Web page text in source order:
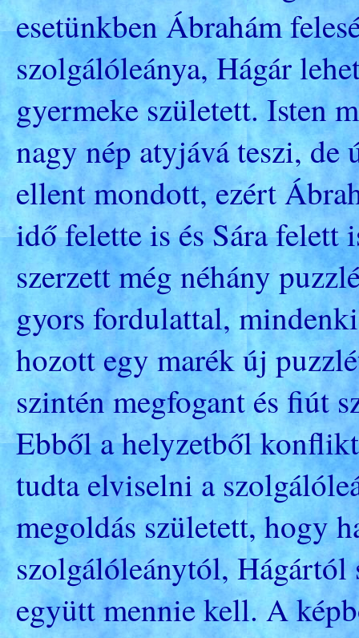
esetünkben Ábrahám
szolgálóleánya, Hágár
gyermeke született. Isten
nagy nép atyjává teszi, de
ellent mondott, ezért
idő felette is és Sára
szerzett még néhány
gyors fordulattal,
hozott egy marék új
szintén megfogant és fiút
Ebből a helyzetből
tudta elviselni a
megoldás született, hogy
szolgálóleánytól, Hágártól
együtt mennie kell. A